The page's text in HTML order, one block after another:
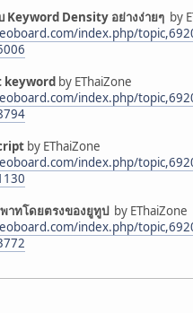
Keyword Density อย่างง่ายๆ by
index.php/
keyword by EThaiZone
index.php/
by EThaiZone
index.php/
าทโดยตรงของยูทูปby EThaiZone
index.php/